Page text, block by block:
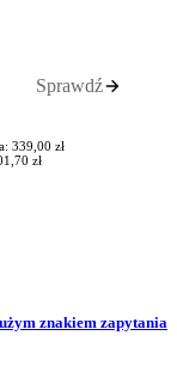
Sprawdź
339,00 zł
zł
znakiem zapytania